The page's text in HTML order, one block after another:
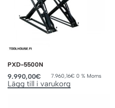
PXD-5500N
9.990,00€ 7.960,16€ 0 % Moms
Lägg till i varukorg